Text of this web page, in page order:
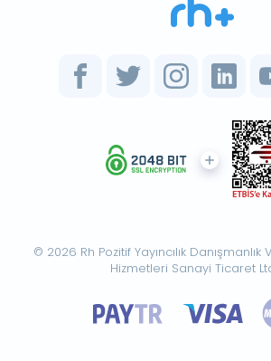
© 2026 Rh Pozitif Yayıncılık
Hizmetleri Sanayi Ticaret